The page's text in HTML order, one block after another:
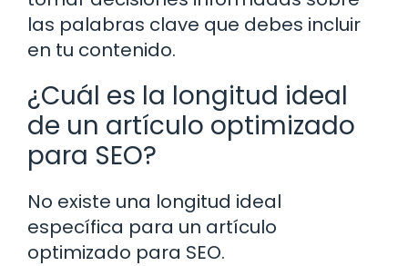
las palabras clave que debes incluir
en tu contenido.
¿Cuál es la longitud ideal
de un artículo optimizado
para SEO?
No existe una longitud ideal
específica para un artículo
optimizado para SEO.